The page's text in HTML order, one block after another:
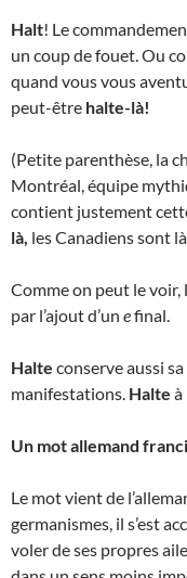
Halt! Le
un coup de fouet. Ou
quand vous vous
peut-être halte-là!
(Petite parenthèse, la
Montréal, équipe
contient justement
là, les Canadiens sont
Comme on peut le voir,
par l’ajout d’un efinal.
Halte conserve aussi
manifestations. Halte à
Un mot allemand
Le mot vient de
germanismes, il s’est
voler de ses propres